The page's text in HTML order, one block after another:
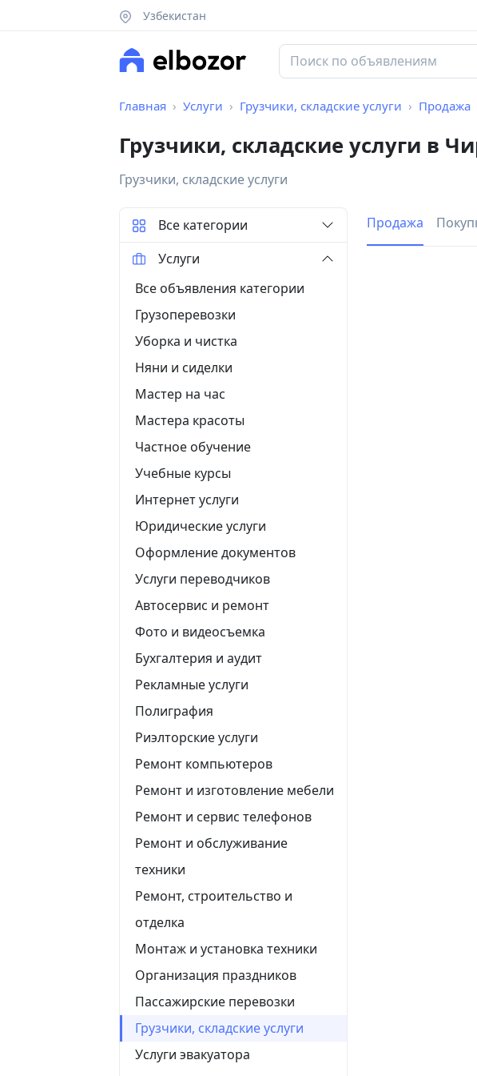
Узбекистан
Главная Услуги Грузчики, складские услуги Продажа
Грузчики, складские услуги в
Грузчики, складские услуги
Продажа
Все категории
Услуги
Все объявления категории
Грузоперевозки
Уборка и чистка
Няни и сиделки
Мастер на час
Мастера красоты
Частное обучение
Учебные курсы
Интернет услуги
Юридические услуги
Оформление документов
Услуги переводчиков
Автосервис и ремонт
Фото и видеосъемка
Бухгалтерия и аудит
Рекламные услуги
Полиграфия
Риэлторские услуги
Ремонт компьютеров
Ремонт и изготовление мебели
Ремонт и сервис телефонов
Ремонт и обслуживание
техники
Ремонт, строительство и
отделка
Монтаж и установка техники
Организация праздников
Пассажирские перевозки
Грузчики, складские услуги
Услуги эвакуатора